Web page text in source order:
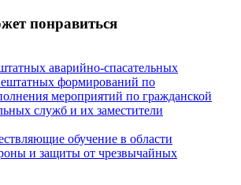
понравиться
аварийно-спасательных
формирований по
мероприятий по гражданской
служб и их заместители
обучение в области
и защиты от чрезвычайных